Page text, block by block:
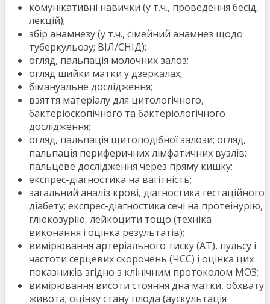
комунікативні навички (у т.ч., проведення бесід,
лекцій);
збір анамнезу (у т.ч., сімейний анамнез щодо
туберкульозу; ВІЛ/СНІД);
огляд, пальпація молочних залоз;
огляд шийки матки у дзеркалах;
бімануальне дослідження;
взяття матеріалу для цитологічного,
бактеріоскопічного та бактеріологічного
дослідження;
огляд, пальпація щитоподібної залози; огляд,
пальпація периферичних лімфатичних вузлів;
пальцеве дослідження через пряму кишку;
експрес-діагностика на вагітність;
загальний аналіз крові, діагностика гестаційного
діабету; експрес-діагностика сечі на протеінурію,
глюкозурію, лейкоцити тощо (техніка
виконання і оцінка результатів);
вимірювання артеріального тиску (АТ), пульсу і
частоти серцевих скорочень (ЧСС) і оцінка цих
показників згідно з клінічним протоколом МОЗ;
вимірювання висоти стояння дна матки, обхвату
живота; оцінку стану плода (аускультація